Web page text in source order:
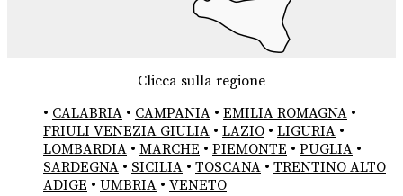
Clicca sulla regione
• CALABRIA • CAMPANIA • EMILIA ROMAGNA •
FRIULI VENEZIA GIULIA • LAZIO • LIGURIA •
LOMBARDIA • MARCHE • PIEMONTE • PUGLIA •
SARDEGNA • SICILIA • TOSCANA • TRENTINO ALTO
ADIGE • UMBRIA • VENETO